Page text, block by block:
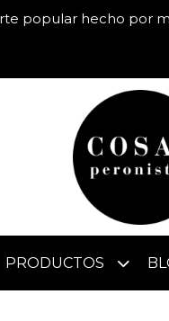
popular hecho por
PRODUCTOS